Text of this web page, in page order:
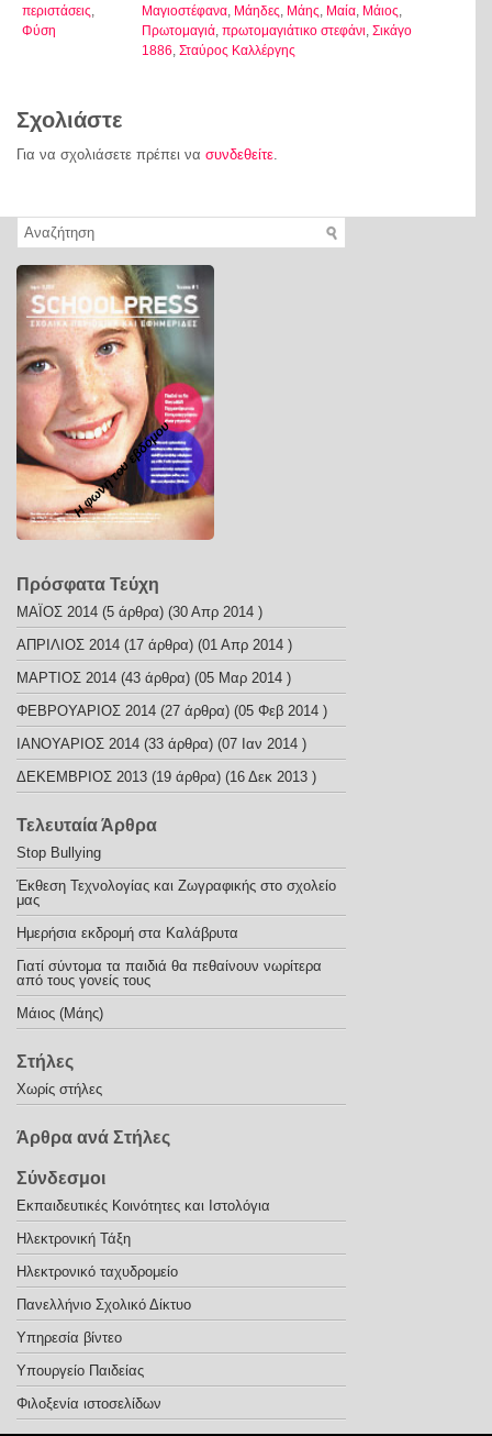
περιστάσεις,
Φύση
Μαγιοστέφανα, Μάηδες, Μάης, Μαία, Μάιος,
Πρωτομαγιά, πρωτομαγιάτικο στεφάνι, Σικάγο
1886, Σταύρος Καλλέργης
Σχολιάστε
Για να σχολιάσετε πρέπει να συνδεθείτε.
Η φωνή του εβδόμου
Πρόσφατα Τεύχη
ΜΑΪΟΣ 2014 (5 άρθρα) (30 Απρ 2014 )
ΑΠΡΙΛΙΟΣ 2014 (17 άρθρα) (01 Απρ 2014 )
ΜΑΡΤΙΟΣ 2014 (43 άρθρα) (05 Μαρ 2014 )
ΦΕΒΡΟΥΑΡΙΟΣ 2014 (27 άρθρα) (05 Φεβ 2014 )
ΙΑΝΟΥΑΡΙΟΣ 2014 (33 άρθρα) (07 Ιαν 2014 )
ΔΕΚΕΜΒΡΙΟΣ 2013 (19 άρθρα) (16 Δεκ 2013 )
Τελευταία Άρθρα
Stop Bullying
Έκθεση Τεχνολογίας και Ζωγραφικής στο σχολείο
μας
Ημερήσια εκδρομή στα Καλάβρυτα
Γιατί σύντομα τα παιδιά θα πεθαίνουν νωρίτερα
από τους γονείς τους
Μάιος (Μάης)
Στήλες
Χωρίς στήλες
Άρθρα ανά Στήλες
Σύνδεσμοι
Εκπαιδευτικές Κοινότητες και Ιστολόγια
Ηλεκτρονική Τάξη
Ηλεκτρονικό ταχυδρομείο
Πανελλήνιο Σχολικό Δίκτυο
Υπηρεσία βίντεο
Υπουργείο Παιδείας
Φιλοξενία ιστοσελίδων